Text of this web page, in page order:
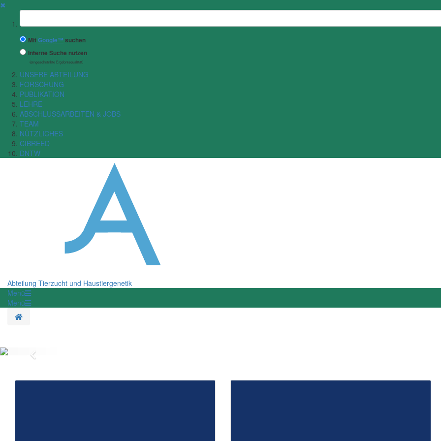
✖
Suchbegriff
MitGoogle™ suchen
Interne Suche nutzen
(eingeschränkte Ergebnisqualität)
UNSERE ABTEILUNG
FORSCHUNG
PUBLIKATION
LEHRE
ABSCHLUSSARBEITEN & JOBS
TEAM
NÜTZLICHES
CIBREED
DNTW
Abteilung Tierzucht und Haustiergenetik
Menü
Menü
Startseite
Tierschutz